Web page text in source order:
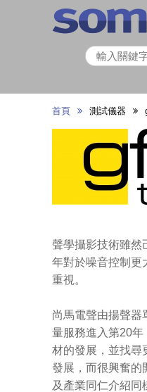
首頁 測試儀器
聲學攝影技術雖然
年對於噪音控制更
重視。
尚馬電聲由揚聲器
量服務進入第20年
材的發展，並找尋
發展，而很興奮的
及產業同仁介紹同